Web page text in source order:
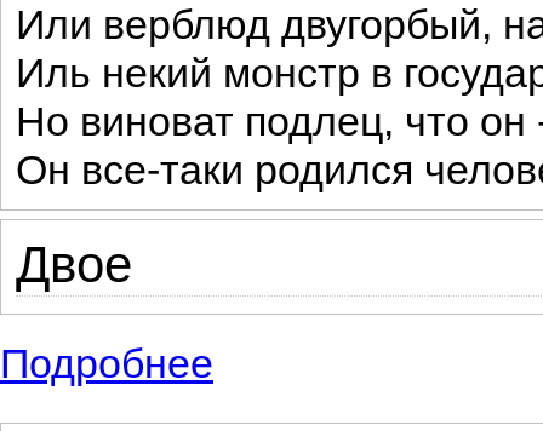
Или верблюд двугорбый,
Иль некий монстр в
Но виноват подлец, что он
Он все-таки родился
Двое
Подробнее